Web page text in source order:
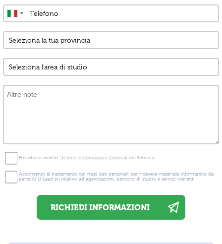
Ho letto e accettoTermini e Condizioni Generali del Servizio
Acconsento al trattamento dei miei dati personali per ricevere materiale informativo da
parte di U Lead srl relativo ad agevolazioni, percorsi di studio e servizi inerenti